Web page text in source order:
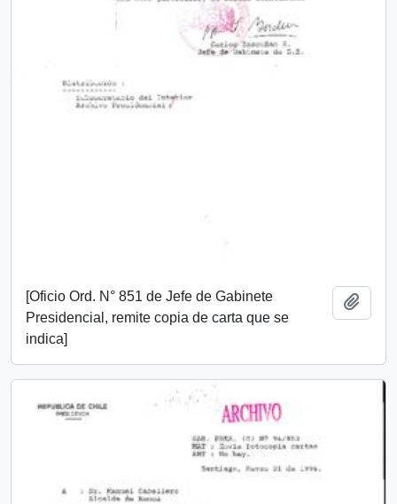
[Oficio Ord. N° 851 de Jefe de Gabinete
Presidencial, remite copia de carta que se
indica]